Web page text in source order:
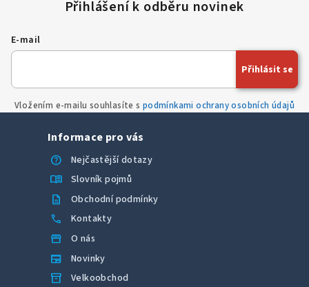
E-mail
Vložením e-mailu souhlasíte s podmínkami ochrany osobních údajů
Přihlásit se
Informace pro vás
help
Nejčastější dotazy
menu_book Slovník pojmů
description Obchodní podmínky
call Kontakty
storefront O nás
newspaper Novinky
inventory_2 Velkoobchod